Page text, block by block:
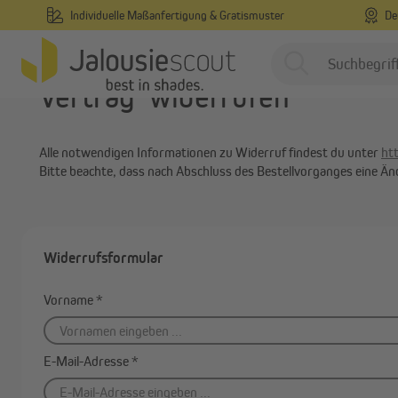
Zur Hauptnavigation springen
Individuelle Maßanfertigung & Gratismuster
Außenliegend
Gratis-Muster
Marken
Startseite
Vertrag widerrufen
Alle notwendigen Informationen zu Widerruf findest du unter
Bitte beachte, dass nach Abschluss des Bestellvorganges eine
Widerrufsformular
Vorname*
E-Mail-Adresse*